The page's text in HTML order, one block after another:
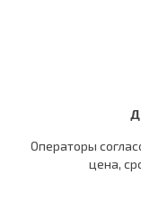
Операторы
цена,